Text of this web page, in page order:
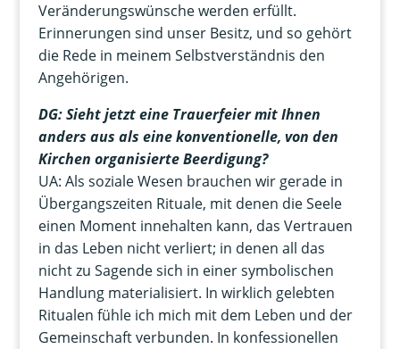
Veränderungswünsche werden erfüllt.
Erinnerungen sind unser Besitz, und so gehört
die Rede in meinem Selbstverständnis den
Angehörigen.
DG: Sieht jetzt eine Trauerfeier mit Ihnen
anders aus als eine konventionelle, von den
Kirchen organisierte Beerdigung?
UA: Als soziale Wesen brauchen wir gerade in
Übergangszeiten Rituale, mit denen die Seele
einen Moment innehalten kann, das Vertrauen
in das Leben nicht verliert; in denen all das
nicht zu Sagende sich in einer symbolischen
Handlung materialisiert. In wirklich gelebten
Ritualen fühle ich mich mit dem Leben und der
Gemeinschaft verbunden. In konfessionellen